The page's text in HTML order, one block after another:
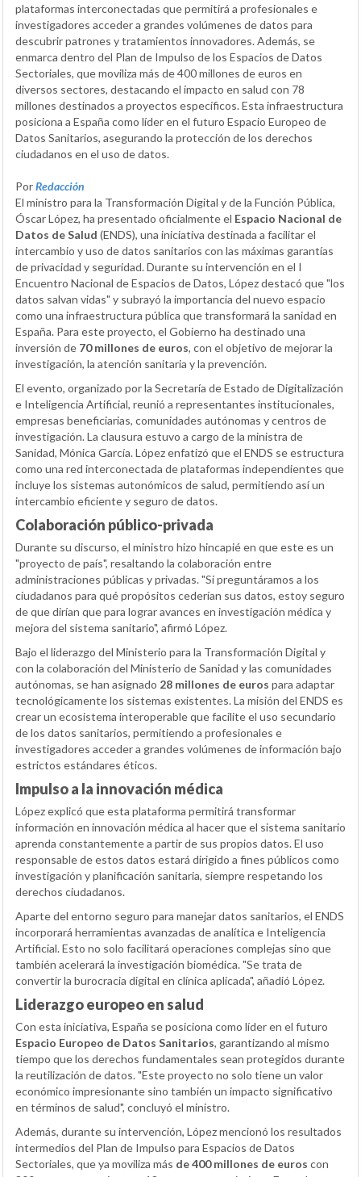
plataformas interconectadas que permitirá a profesionales e
investigadores acceder a grandes volúmenes de datos para
descubrir patrones y tratamientos innovadores. Además, se
enmarca dentro del Plan de Impulso de los Espacios de Datos
Sectoriales, que moviliza más de 400 millones de euros en
diversos sectores, destacando el impacto en salud con 78
millones destinados a proyectos específicos. Esta infraestructura
posiciona a España como líder en el futuro Espacio Europeo de
Datos Sanitarios, asegurando la protección de los derechos
ciudadanos en el uso de datos.
PorRedacción
El ministro para la Transformación Digital y de la Función Pública,
Óscar López, ha presentado oficialmente el Espacio Nacional de
Datos de Salud (ENDS), una iniciativa destinada a facilitar el
intercambio y uso de datos sanitarios con las máximas garantías
de privacidad y seguridad. Durante su intervención en el I
Encuentro Nacional de Espacios de Datos, López destacó que "los
datos salvan vidas" y subrayó la importancia del nuevo espacio
como una infraestructura pública que transformará la sanidad en
España. Para este proyecto, el Gobierno ha destinado una
inversión de 70 millones de euros, con el objetivo de mejorar la
investigación, la atención sanitaria y la prevención.
El evento, organizado por la Secretaría de Estado de Digitalización
e Inteligencia Artificial, reunió a representantes institucionales,
empresas beneficiarias, comunidades autónomas y centros de
investigación. La clausura estuvo a cargo de la ministra de
Sanidad, Mónica García. López enfatizó que el ENDS se estructura
como una red interconectada de plataformas independientes que
incluye los sistemas autonómicos de salud, permitiendo así un
intercambio eficiente y seguro de datos.
Colaboración público-privada
Durante su discurso, el ministro hizo hincapié en que este es un
"proyecto de país", resaltando la colaboración entre
administraciones públicas y privadas. "Si preguntáramos a los
ciudadanos para qué propósitos cederían sus datos, estoy seguro
de que dirían que para lograr avances en investigación médica y
mejora del sistema sanitario", afirmó López.
Bajo el liderazgo del Ministerio para la Transformación Digital y
con la colaboración del Ministerio de Sanidad y las comunidades
autónomas, se han asignado 28 millones de euros para adaptar
tecnológicamente los sistemas existentes. La misión del ENDS es
crear un ecosistema interoperable que facilite el uso secundario
de los datos sanitarios, permitiendo a profesionales e
investigadores acceder a grandes volúmenes de información bajo
estrictos estándares éticos.
Impulso a la innovación médica
López explicó que esta plataforma permitirá transformar
información en innovación médica al hacer que el sistema sanitario
aprenda constantemente a partir de sus propios datos. El uso
responsable de estos datos estará dirigido a fines públicos como
investigación y planificación sanitaria, siempre respetando los
derechos ciudadanos.
Aparte del entorno seguro para manejar datos sanitarios, el ENDS
incorporará herramientas avanzadas de analítica e Inteligencia
Artificial. Esto no solo facilitará operaciones complejas sino que
también acelerará la investigación biomédica. "Se trata de
convertir la burocracia digital en clínica aplicada", añadió López.
Liderazgo europeo en salud
Con esta iniciativa, España se posiciona como líder en el futuro
Espacio Europeo de Datos Sanitarios, garantizando al mismo
tiempo que los derechos fundamentales sean protegidos durante
la reutilización de datos. "Este proyecto no solo tiene un valor
económico impresionante sino también un impacto significativo
en términos de salud", concluyó el ministro.
Además, durante su intervención, López mencionó los resultados
intermedios del Plan de Impulso para Espacios de Datos
Sectoriales, que ya moviliza más de 400 millones de euros con